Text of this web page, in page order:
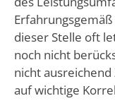
dieser Stelle oft
noch nicht
nicht
auf wichtige